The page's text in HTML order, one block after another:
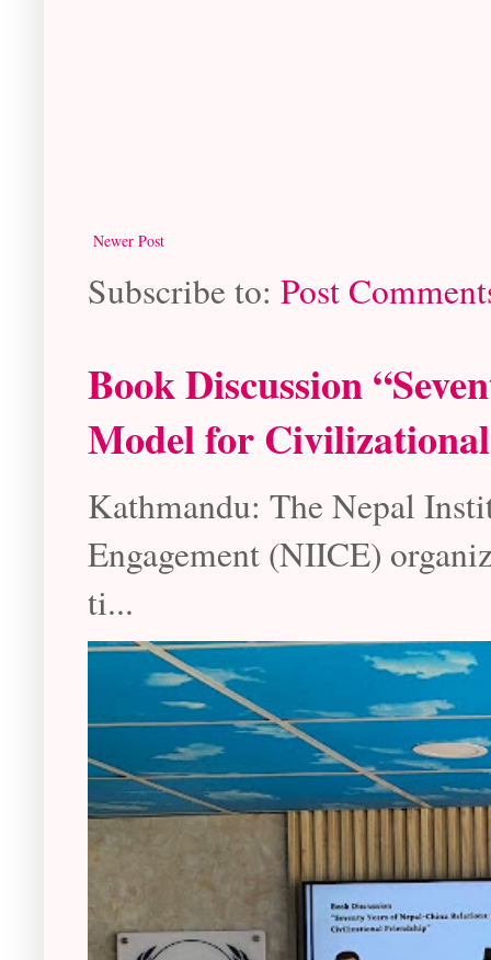
Newer Post
Subscribe to: Post
Book Discussion
Model for
Kathmandu: The Nepal
Engagement (NIICE)
ti...